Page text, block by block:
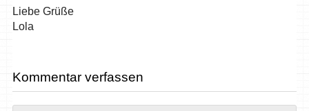
Liebe Grüße
Lola
Kommentar verfassen